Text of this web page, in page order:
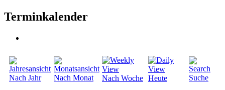
Terminkalender
Nach Jahr Nach Monat Nach Woche Heute Suche